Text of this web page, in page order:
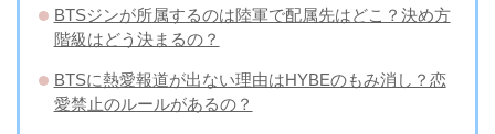
BTSジンが所属するのは陸軍で配属先はどこ？決め方
階級はどう決まるの？
BTSに熱愛報道が出ない理由はHYBEのもみ消し？恋
愛禁止のルールがあるの？